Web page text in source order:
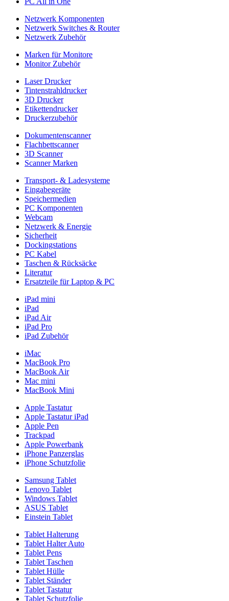
Netzwerk Komponenten
Netzwerk Switches & Router
Netzwerk Zubehör
Marken für Monitore
Monitor Zubehör
Laser Drucker
Tintenstrahldrucker
3D Drucker
Etikettendrucker
Druckerzubehör
Dokumentenscanner
Flachbettscanner
3D Scanner
Scanner Marken
Transport- & Ladesysteme
Eingabegeräte
Speichermedien
PC Komponenten
Webcam
Netzwerk & Energie
Sicherheit
Dockingstations
PC Kabel
Taschen & Rücksäcke
Literatur
Ersatzteile für Laptop & PC
iPad mini
iPad
iPad Air
iPad Pro
iPad Zubehör
iMac
MacBook Pro
MacBook Air
Mac mini
MacBook Mini
Apple Tastatur
Apple Tastatur iPad
Apple Pen
Trackpad
Apple Powerbank
iPhone Panzerglas
iPhone Schutzfolie
Samsung Tablet
Lenovo Tablet
Windows Tablet
ASUS Tablet
Einstein Tablet
Tablet Halterung
Tablet Halter Auto
Tablet Pens
Tablet Taschen
Tablet Hülle
Tablet Ständer
Tablet Tastatur
Tablet Schutzfolie